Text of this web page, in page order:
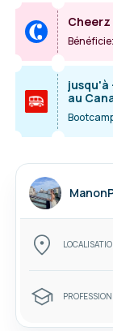
Cheerz
jusqu'à
au
PROFESSION